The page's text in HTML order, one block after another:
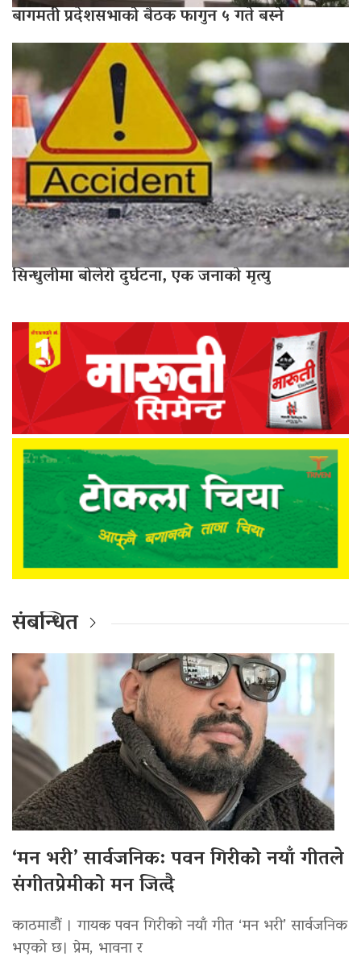
बागमती प्रदेशसभाको बैठक फागुन ५ गते बस्ने
सिन्धुलीमा बोलेरो दुर्घटना, एक जनाको मृत्यु
संबन्धित
‘मन भरी’ सार्वजनिक: पवन गिरीको नयाँ गीतले
संगीतप्रेमीको मन जित्दै
काठमाडौं । गायक पवन गिरीको नयाँ गीत ‘मन भरी’ सार्वजनिक
भएको छ। प्रेम, भावना र